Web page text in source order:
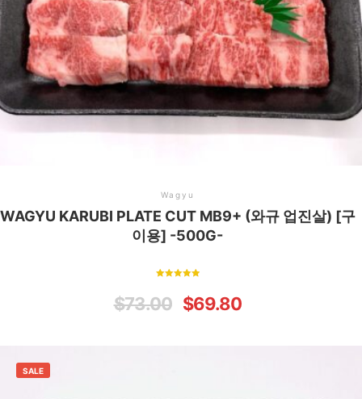
Wagyu
WAGYU KARUBI PLATE CUT MB9+ (와규 업진살) [구
이용] -500G-
out of 5
$73.00 $69.80
SALE